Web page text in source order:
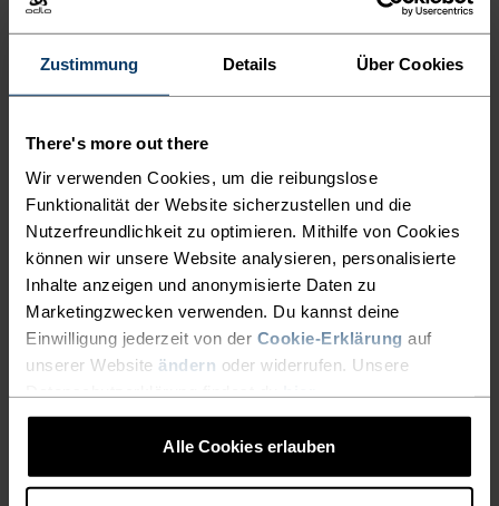
Zustimmung Details Über Cookies
There's more out there
Wir verwenden Cookies, um die reibungslose
Funktionalität der Website sicherzustellen und die
Nutzerfreundlichkeit zu optimieren. Mithilfe von Cookies
können wir unsere Website analysieren, personalisierte
Inhalte anzeigen und anonymisierte Daten zu
Marketingzwecken verwenden. Du kannst deine
Einwilligung jederzeit von der Cookie-Erklärung auf
unserer Website ändern oder widerrufen. Unsere
Alle Cookies erlauben
5°
0°
-5°
-10°
-15°
-20°
-25°
5°
0°
-5°
-10°
-15°
-20°
-25°